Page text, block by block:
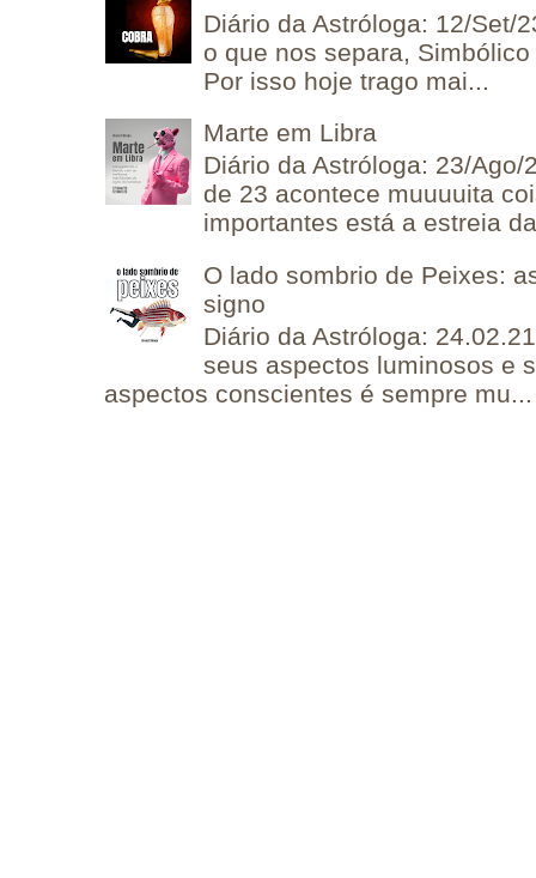
Diário da Astróloga: 12/Set/
o que nos separa,
Por isso hoje trago mai...
Marte em Libra
Diário da Astróloga: 23/
de 23 acontece muuuuita
importantes está a estreia
O lado sombrio de Peixes:
signo
Diário da Astróloga:
seus aspectos luminosos e
aspectos conscientes é sempre mu...